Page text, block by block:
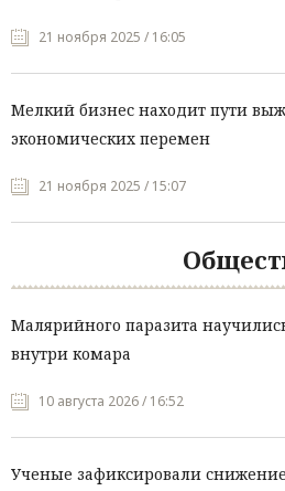
21 ноября 2025 / 16:05
Мелкий бизнес находит пути
экономических перемен
21 ноября 2025 / 15:07
Малярийного паразита
внутри комара
10 августа 2026 / 16:52
Ученые зафиксировали